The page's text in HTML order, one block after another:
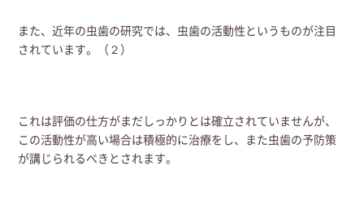
また、近年の虫歯の研究では、虫歯の活動性というものが注目
されています。（２）
これは評価の仕方がまだしっかりとは確立されていませんが、
この活動性が高い場合は積極的に治療をし、また虫歯の予防策
が講じられるべきとされます。